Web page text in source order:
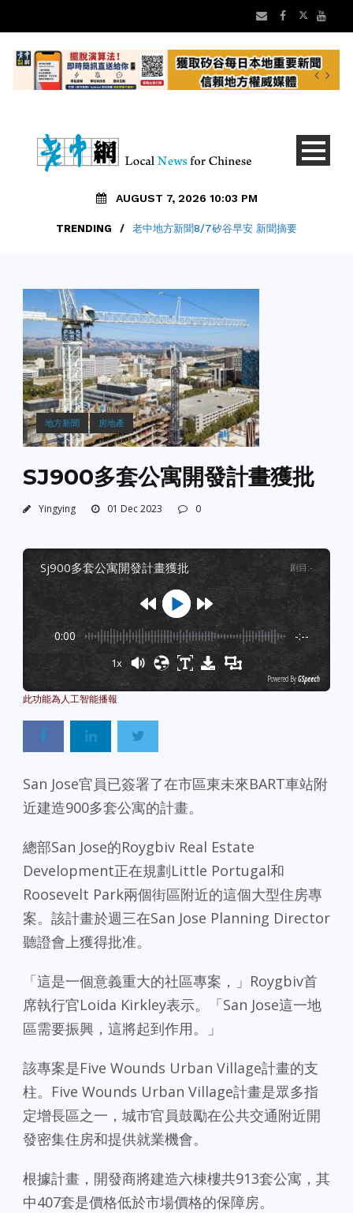
AUGUST 7, 2026 10:03 PM
TRENDING / 老中地方新聞8/7矽谷早安 新聞摘要
地方新聞 房地產
SJ900多套公寓開發計畫獲批
Yingying 01 Dec 2023 0
sj900多套公寓開發計畫獲批 剧目 :-
0:00 -:--
1x
Powered By GSpeech
San Jose官員已簽署了在市區東未來BART車站附
近建造900多套公寓的計畫。
總部San Jose的Roygbiv Real Estate
Development正在規劃Little Portugal和
Roosevelt Park兩個街區附近的這個大型住房專
案。該計畫於週三在San Jose Planning Director
聽證會上獲得批准。
「這是一個意義重大的社區專案，」Roygbiv首
席執行官Loida Kirkley表示。「San Jose這一地
區需要振興，這將起到作用。」
該專案是Five Wounds Urban Village計畫的支
柱。Five Wounds Urban Village計畫是眾多指
定增長區之一，城市官員鼓勵在公共交通附近開
發密集住房和提供就業機會。
根據計畫，開發商將建造六棟樓共913套公寓，其
中407套是價格低於市場價格的保障房。